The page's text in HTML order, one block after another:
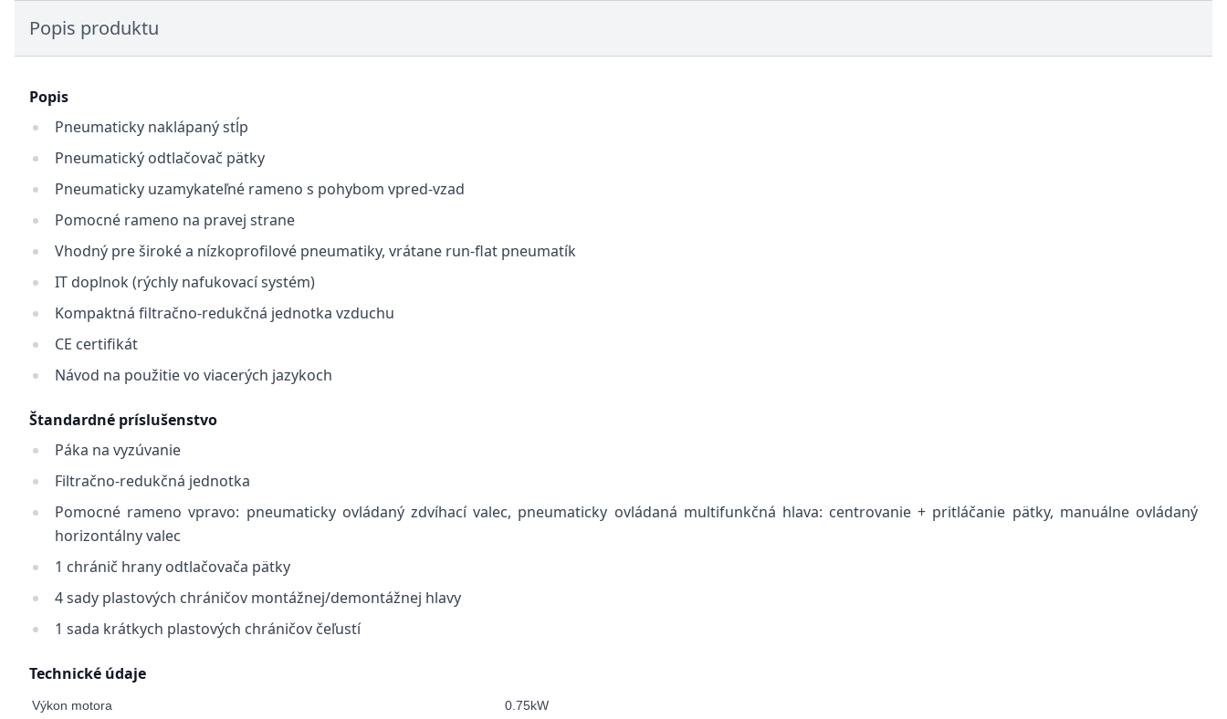
Popis produktu
Popis
Pneumaticky naklápaný stĺp
Pneumatický odtlačovač pätky
Pneumaticky uzamykateľné rameno s pohybom vpred-vzad
Pomocné rameno na pravej strane
Vhodný pre široké a nízkoprofilové pneumatiky, vrátane run-flat pneumatík
IT doplnok (rýchly nafukovací systém)
Kompaktná filtračno-redukčná jednotka vzduchu
CE certifikát
Návod na použitie vo viacerých jazykoch
Štandardné príslušenstvo
Páka na vyzúvanie
Filtračno-redukčná jednotka
Pomocné rameno vpravo: pneumaticky ovládaný zdvíhací valec, pneumaticky ovládaná multifunkčná hlava: centrovanie + pritláčanie pätky, manuálne ovládaný
horizontálny valec
1 chránič hrany odtlačovača pätky
4 sady plastových chráničov montážnej/demontážnej hlavy
1 sada krátkych plastových chráničov čeľustí
Technické údaje
Výkon motora
0.75kW